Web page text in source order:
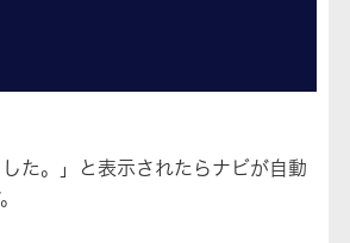
した。」と表示されたらナビが自動